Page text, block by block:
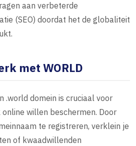
aan verbeterde
(SEO) doordat het de globaliteit
met WORLD
.world domein is cruciaal voor
online willen beschermen. Door
te registreren, verklein je
of kwaadwillenden